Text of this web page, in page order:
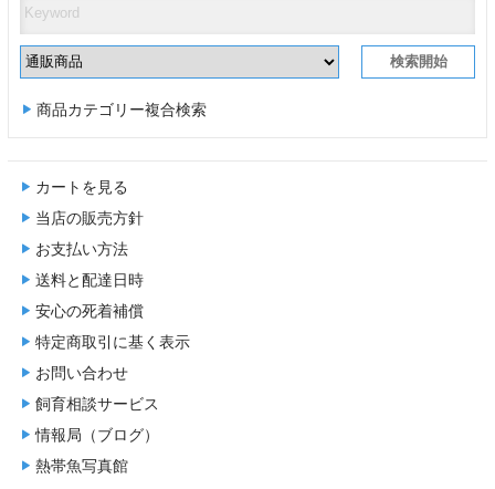
商品カテゴリー複合検索
カートを見る
当店の販売方針
お支払い方法
送料と配達日時
安心の死着補償
特定商取引に基く表示
お問い合わせ
飼育相談サービス
情報局（ブログ）
熱帯魚写真館